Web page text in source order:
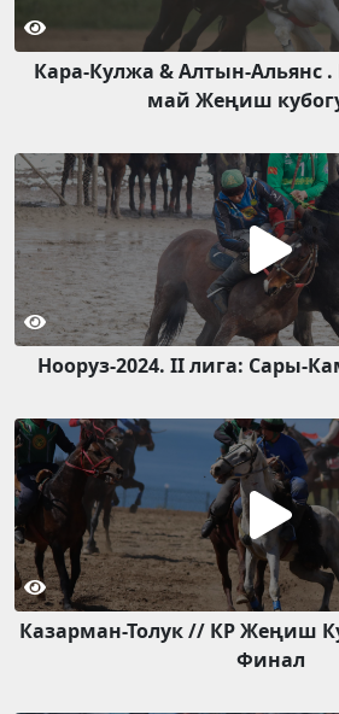
Кара-Кулжа & Алтын-Альянс
май Жеңиш
Нооруз-2024. II лига: Сары-
Казарман-Толук // КР Жеңиш
Финал